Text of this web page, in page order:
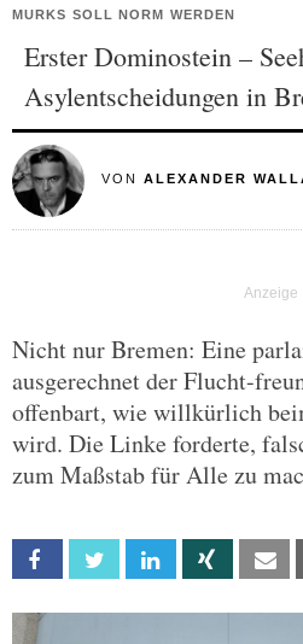
MURKS SOLL NORM WERDEN
Erster Dominostein –
Asylentscheidungen in
VON ALEXANDER
Nicht nur Bremen: Eine
ausgerechnet der Flucht-
offenbart, wie willkürlich
wird. Die Linke forderte,
zum Maßstab für Alle zu
Facebook Twitter Linkedin Xing